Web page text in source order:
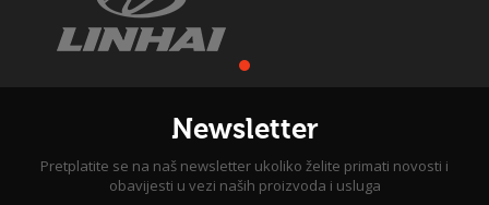
Newsletter
Pretplatite se na naš newsletter ukoliko želite primati novosti i
obavijesti u vezi naših proizvoda i usluga